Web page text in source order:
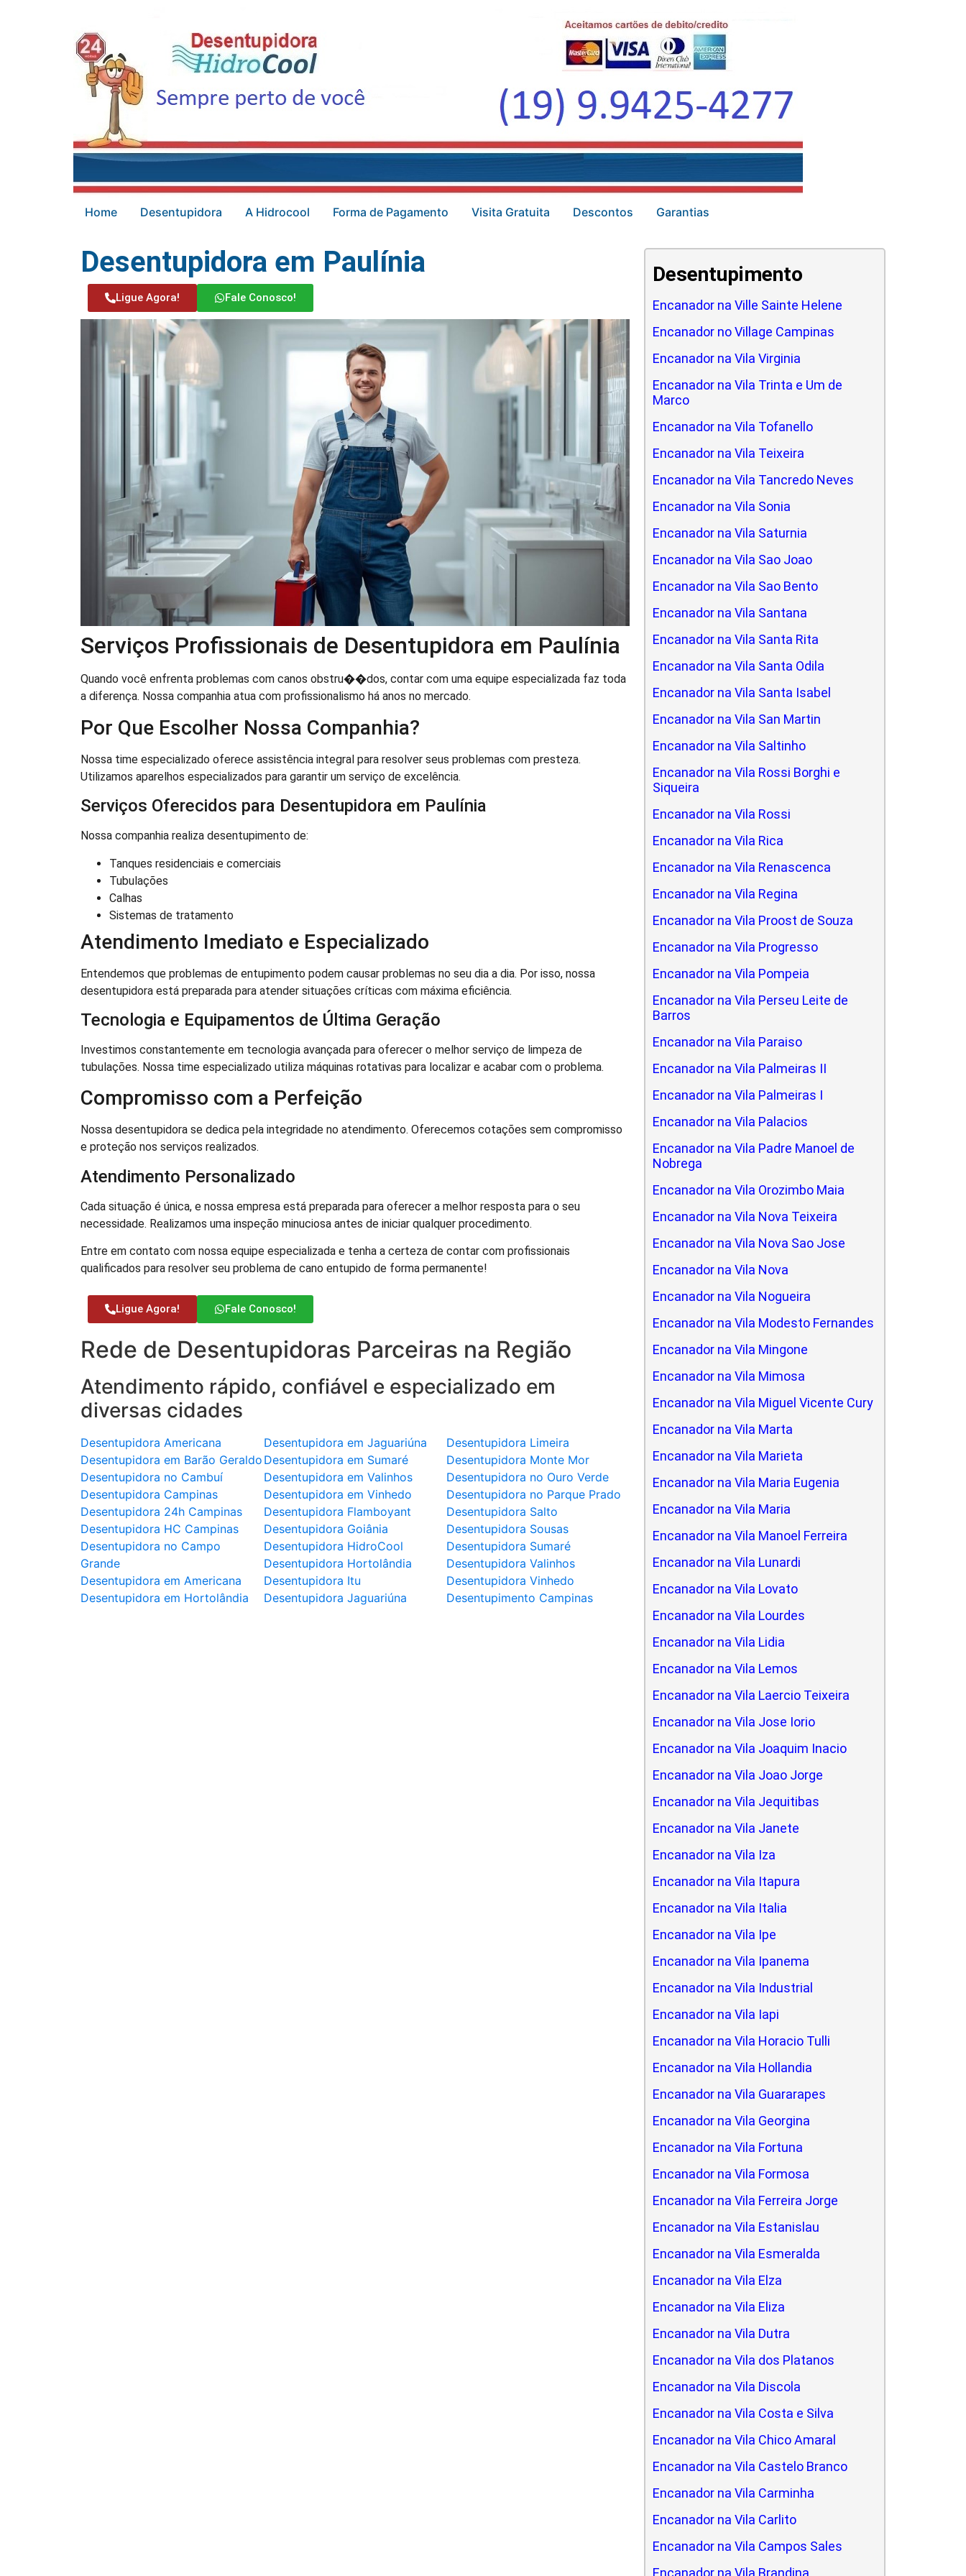
Home Desentupidora A Hidrocool Forma de Pagamento Visita Gratuita Descontos Garantias
Desentupidora em Paulínia
Ligue Agora! Fale Conosco!
Serviços Profissionais de Desentupidora em Paulínia
Quando você enfrenta problemas com canos obstru��dos, contar com uma equipe especializada faz toda
a diferença. Nossa companhia atua com profissionalismo há anos no mercado.
Por Que Escolher Nossa Companhia?
Nossa time especializado oferece assistência integral para resolver seus problemas com presteza.
Utilizamos aparelhos especializados para garantir um serviço de excelência.
Serviços Oferecidos para Desentupidora em Paulínia
Nossa companhia realiza desentupimento de:
Tanques residenciais e comerciais
Tubulações
Calhas
Sistemas de tratamento
Atendimento Imediato e Especializado
Entendemos que problemas de entupimento podem causar problemas no seu dia a dia. Por isso, nossa
desentupidora está preparada para atender situações críticas com máxima eficiência.
Tecnologia e Equipamentos de Última Geração
Investimos constantemente em tecnologia avançada para oferecer o melhor serviço de limpeza de
tubulações. Nossa time especializado utiliza máquinas rotativas para localizar e acabar com o problema.
Compromisso com a Perfeição
Nossa desentupidora se dedica pela integridade no atendimento. Oferecemos cotações sem compromisso
e proteção nos serviços realizados.
Atendimento Personalizado
Cada situação é única, e nossa empresa está preparada para oferecer a melhor resposta para o seu
necessidade. Realizamos uma inspeção minuciosa antes de iniciar qualquer procedimento.
Entre em contato com nossa equipe especializada e tenha a certeza de contar com profissionais
qualificados para resolver seu problema de cano entupido de forma permanente!
Ligue Agora! Fale Conosco!
Rede de Desentupidoras Parceiras na Região
Atendimento rápido, confiável e especializado em
diversas cidades
Desentupidora Americana
Desentupidora em Barão Geraldo
Desentupidora no Cambuí
Desentupidora Campinas
Desentupidora 24h Campinas
Desentupidora HC Campinas
Desentupidora no Campo
Grande
Desentupidora em Americana
Desentupidora em Hortolândia
Desentupidora em Jaguariúna
Desentupidora em Sumaré
Desentupidora em Valinhos
Desentupidora em Vinhedo
Desentupidora Flamboyant
Desentupidora Goiânia
Desentupidora HidroCool
Desentupidora Hortolândia
Desentupidora Itu
Desentupidora Jaguariúna
Desentupidora Limeira
Desentupidora Monte Mor
Desentupidora no Ouro Verde
Desentupidora no Parque Prado
Desentupidora Salto
Desentupidora Sousas
Desentupidora Sumaré
Desentupidora Valinhos
Desentupidora Vinhedo
Desentupimento Campinas
Desentupimento
Encanador na Ville Sainte Helene
Encanador no Village Campinas
Encanador na Vila Virginia
Encanador na Vila Trinta e Um de
Marco
Encanador na Vila Tofanello
Encanador na Vila Teixeira
Encanador na Vila Tancredo Neves
Encanador na Vila Sonia
Encanador na Vila Saturnia
Encanador na Vila Sao Joao
Encanador na Vila Sao Bento
Encanador na Vila Santana
Encanador na Vila Santa Rita
Encanador na Vila Santa Odila
Encanador na Vila Santa Isabel
Encanador na Vila San Martin
Encanador na Vila Saltinho
Encanador na Vila Rossi Borghi e
Siqueira
Encanador na Vila Rossi
Encanador na Vila Rica
Encanador na Vila Renascenca
Encanador na Vila Regina
Encanador na Vila Proost de Souza
Encanador na Vila Progresso
Encanador na Vila Pompeia
Encanador na Vila Perseu Leite de
Barros
Encanador na Vila Paraiso
Encanador na Vila Palmeiras II
Encanador na Vila Palmeiras I
Encanador na Vila Palacios
Encanador na Vila Padre Manoel de
Nobrega
Encanador na Vila Orozimbo Maia
Encanador na Vila Nova Teixeira
Encanador na Vila Nova Sao Jose
Encanador na Vila Nova
Encanador na Vila Nogueira
Encanador na Vila Modesto Fernandes
Encanador na Vila Mingone
Encanador na Vila Mimosa
Encanador na Vila Miguel Vicente Cury
Encanador na Vila Marta
Encanador na Vila Marieta
Encanador na Vila Maria Eugenia
Encanador na Vila Maria
Encanador na Vila Manoel Ferreira
Encanador na Vila Lunardi
Encanador na Vila Lovato
Encanador na Vila Lourdes
Encanador na Vila Lidia
Encanador na Vila Lemos
Encanador na Vila Laercio Teixeira
Encanador na Vila Jose Iorio
Encanador na Vila Joaquim Inacio
Encanador na Vila Joao Jorge
Encanador na Vila Jequitibas
Encanador na Vila Janete
Encanador na Vila Iza
Encanador na Vila Itapura
Encanador na Vila Italia
Encanador na Vila Ipe
Encanador na Vila Ipanema
Encanador na Vila Industrial
Encanador na Vila Iapi
Encanador na Vila Horacio Tulli
Encanador na Vila Hollandia
Encanador na Vila Guararapes
Encanador na Vila Georgina
Encanador na Vila Fortuna
Encanador na Vila Formosa
Encanador na Vila Ferreira Jorge
Encanador na Vila Estanislau
Encanador na Vila Esmeralda
Encanador na Vila Elza
Encanador na Vila Eliza
Encanador na Vila Dutra
Encanador na Vila dos Platanos
Encanador na Vila Discola
Encanador na Vila Costa e Silva
Encanador na Vila Chico Amaral
Encanador na Vila Castelo Branco
Encanador na Vila Carminha
Encanador na Vila Carlito
Encanador na Vila Campos Sales
Encanador na Vila Brandina